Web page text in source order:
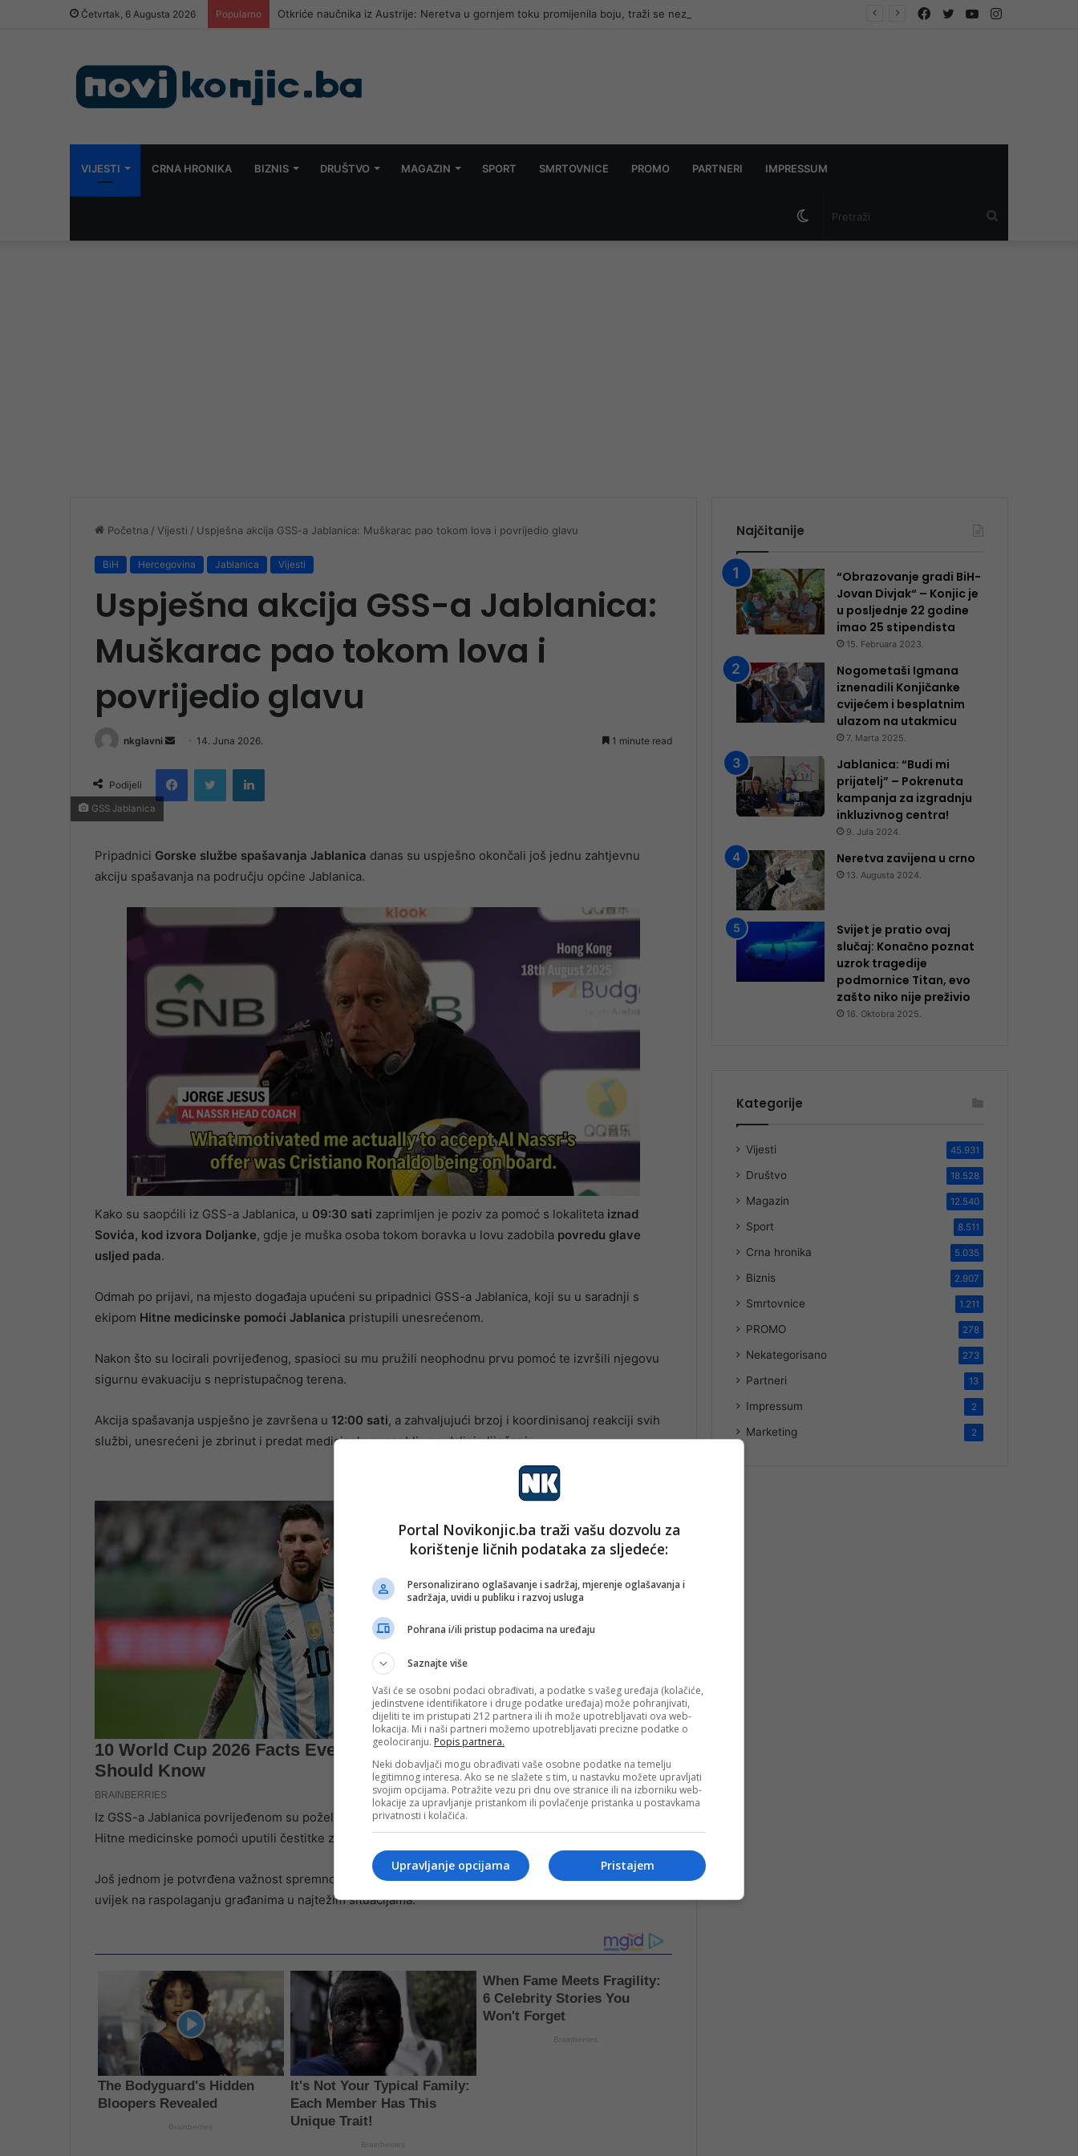
Četvrtak, 6 Augusta 2026 Popularno Otkriće naučnika iz Austrije: Neretva u gornjem toku promijenila boju, traži se nezavisna istraga Instagram
YouTube
Twitter
Facebook
VIJESTI CRNA HRONIKA BIZNIS DRUŠTVO MAGAZIN SPORT SMRTOVNICE PROMO PARTNERI IMPRESSUM
Switch
Početna / Vijesti / Uspješna akcija GSS-a Jablanica: Muškarac pao tokom lova i povrijedio glavu
BiH Hercegovina Jablanica Vijesti
Uspješna akcija GSS-a Jablanica:
Muškarac pao tokom lova i
povrijedio glavu
nkglavni
Send
email
14. Juna 2026. 1 minute read
Podijeli
FacebookTwitter LinkedIn
GSS Jablanica
Pripadnici Gorske službe spašavanja Jablanica danas su uspješno okončali još jednu zahtjevnu
akciju spašavanja na području općine Jablanica.
Kako su saopćili iz GSS-a Jablanica, u 09:30 sati zaprimljen je poziv za pomoć s lokaliteta iznad
Sovića, kod izvora Doljanke, gdje je muška osoba tokom boravka u lovu zadobila povredu glave
usljed pada.
Odmah po prijavi, na mjesto događaja upućeni su pripadnici GSS-a Jablanica, koji su u saradnji s
ekipom Hitne medicinske pomoći Jablanica pristupili unesrećenom.
Nakon što su locirali povrijeđenog, spasioci su mu pružili neophodnu prvu pomoć te izvršili njegovu
sigurnu evakuaciju s nepristupačnog terena.
Akcija spašavanja uspješno je završena u 12:00 sati, a zahvaljujući brzoj i koordinisanoj reakciji svih
službi, unesrećeni je zbrinut i predat medicinskom osoblju na daljnje liječenje.
Iz GSS-a Jablanica povrijeđenom su poželjeli brz i uspješan oporavak, dok su svojim članovima i timu
Hitne medicinske pomoći uputili čestitke za profesionalno i efikasno obavljen zadatak.
Još jednom je potvrđena važnost spremnosti i požrtvovanosti pripadnika spasilačkih službi, koji su
uvijek na raspolaganju građanima u najtežim situacijama.
Najčitanije
“Obrazovanje gradi BiH-
Jovan Divjak“ – Konjic je
u posljednje 22 godine
imao 25 ​​stipendista
15. Februara 2023.
Nogometaši Igmana
iznenadili Konjičanke
cvijećem i besplatnim
ulazom na utakmicu
7. Marta 2025.
Jablanica: “Budi mi
prijatelj” – Pokrenuta
kampanja za izgradnju
inkluzivnog centra!
9. Jula 2024.
Neretva zavijena u crno
13. Augusta 2024.
Svijet je pratio ovaj
slučaj: Konačno poznat
uzrok tragedije
podmornice Titan, evo
zašto niko nije preživio
16. Oktobra 2025.
Kategorije
Vijesti 45.931
Društvo 18.528
Magazin 12.540
Sport 8.511
Crna hronika 5.035
Biznis 2.907
Smrtovnice 1.211
PROMO 278
Nekategorisano 273
Partneri 13
Impressum 2
Marketing 2
Portal Novikonjic.ba traži vašu dozvolu za
korištenje ličnih podataka za sljedeće:
Personalizirano oglašavanje i sadržaj, mjerenje oglašavanja i
sadržaja, uvidi u publiku i razvoj usluga
Pohrana i/ili pristup podacima na uređaju
Saznajte više
Vaši će se osobni podaci obrađivati, a podatke s vašeg uređaja (kolačiće,
jedinstvene identifikatore i druge podatke uređaja) može pohranjivati,
dijeliti te im pristupati 212 partnera ili ih može upotrebljavati ova web-
lokacija. Mi i naši partneri možemo upotrebljavati precizne podatke o
geolociranju. Popis partnera.
Neki dobavljači mogu obrađivati vaše osobne podatke na temelju
legitimnog interesa. Ako se ne slažete s tim, u nastavku možete upravljati
svojim opcijama. Potražite vezu pri dnu ove stranice ili na izborniku web-
lokacije za upravljanje pristankom ili povlačenje pristanka u postavkama
privatnosti i kolačića.
Pristajem
Upravljanje opcijama